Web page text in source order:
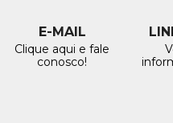
E-MAIL
Clique aqui e fale
conosco!